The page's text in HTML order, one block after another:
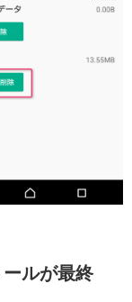
ルが最終